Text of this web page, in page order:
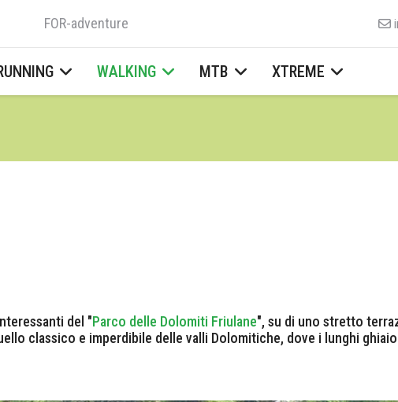
FOR-adventure
WALKING MTB XTREME
del "Parco delle Dolomiti Friulane", su di uno stretto
classico e imperdibile delle valli Dolomitiche, dove i lunghi